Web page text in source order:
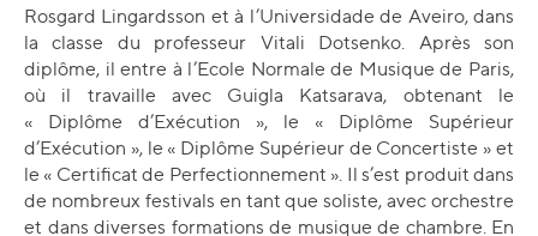
Rosgard Lingardsson et à l’Universidade de Aveiro, dans
la classe du professeur Vitali Dotsenko. Après son
diplôme, il entre à l’Ecole Normale de Musique de Paris,
où il travaille avec Guigla Katsarava, obtenant le
« Diplôme d’Exécution », le « Diplôme Supérieur
d’Exécution », le « Diplôme Supérieur de Concertiste » et
le « Certificat de Perfectionnement ». Il s’est produit dans
de nombreux festivals en tant que soliste, avec orchestre
et dans diverses formations de musique de chambre. En